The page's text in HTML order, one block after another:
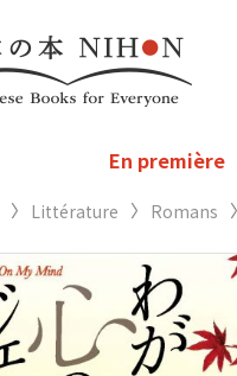
En première
Littérature Romans